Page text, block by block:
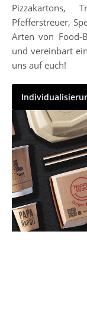
Pizzakartons,
Pfefferstreuer,
Arten von Food-
und vereinbart
uns auf euch!